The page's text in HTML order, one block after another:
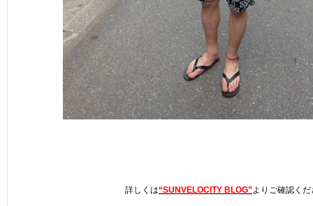
詳しくは“SUNVELOCITY BLOG”よりご確認くだ